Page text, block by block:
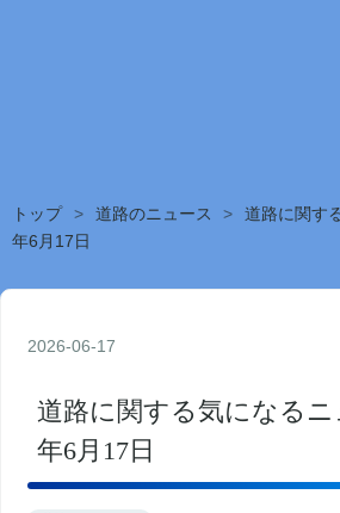
トップ > 道路のニュース >
道路に関す
年6月17日
2026-06-17
道路に関する気になるニ
年6月17日